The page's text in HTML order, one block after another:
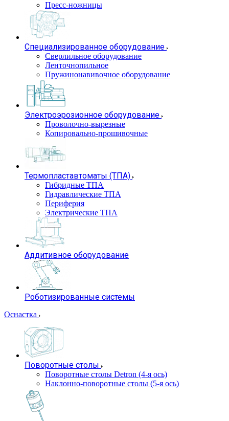
Пресс-ножницы
Специализированное оборудование
Сверлильное оборудование
Ленточнопильное
Пружинонавивочное оборудование
Электроэрозионное оборудование
Проволочно-вырезные
Копировально-прошивочные
Термопластавтоматы (ТПА)
Гибридные ТПА
Гидравлические ТПА
Периферия
Электрические ТПА
Аддитивное оборудование
Роботизированные системы
Оснастка
Поворотные столы
Поворотные столы Detron (4-я ось)
Наклонно-поворотные столы (5-я ось)